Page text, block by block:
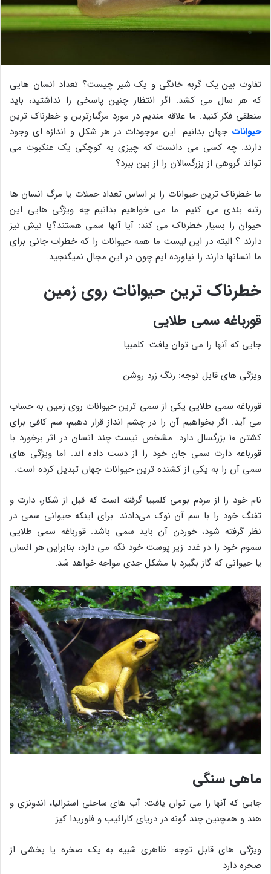
تفاوت بین یک گربه خانگی و یک شیر چیست؟ تعداد انسان هایی
که هر سال می کشد. اگر انتظار چنین پاسخی را نداشتید، باید
منطقی فکر کنید. ما علاقه مندیم در مورد مرگبارترین و خطرناک ترین
حیوانات جهان بدانیم. این موجودات در هر شکل و اندازه ای وجود
دارند. چه کسی می دانست که چیزی به کوچکی یک عنکبوت می
تواند گروهی از بزرگسالان را از بین ببرد؟
ما خطرناک ترین حیوانات را بر اساس تعداد حملات یا مرگ انسان ها
رتبه بندی می کنیم. ما می خواهیم بدانیم چه ویژگی هایی این
حیوان را بسیار خطرناک می کند: آیا آنها سمی هستند؟یا نیش تیز
دارند ؟ البته در این لیست ما همه حیوانات را که خطرات جانی برای
ما انسانها دارند را نیاورده ایم چون در این مجال نمیگنجید.
خطرناک ترین حیوانات روی زمین
قورباغه سمی طلایی
جایی که آنها را می توان یافت: کلمبیا
ویژگی های قابل توجه: رنگ زرد روشن
قورباغه سمی طلایی یکی از سمی ترین حیوانات روی زمین به حساب
می آید. اگر بخواهیم آن را در چشم انداز قرار دهیم، سم کافی برای
کشتن ۱۰ بزرگسال دارد. مشخص نیست چند انسان در اثر برخورد با
قورباغه دارت سمی جان خود را از دست داده اند. اما ویژگی های
سمی آن را به یکی از کشنده ترین حیوانات جهان تبدیل کرده است.
نام خود را از مردم بومی کلمبیا گرفته است که قبل از شکار، دارت و
تفنگ خود را با سم آن نوک می‌دادند. برای اینکه حیوانی سمی در
نظر گرفته شود، خوردن آن باید سمی باشد. قورباغه سمی طلایی
سموم خود را در غدد زیر پوست خود نگه می دارد، بنابراین هر انسان
یا حیوانی که گاز بگیرد با مشکل جدی مواجه خواهد شد.
ماهی سنگی
جایی که آنها را می توان یافت: آب های ساحلی استرالیا، اندونزی و
هند و همچنین چند گونه در دریای کارائیب و فلوریدا کیز
ویژگی های قابل توجه: ظاهری شبیه به یک صخره یا بخشی از
صخره دارد